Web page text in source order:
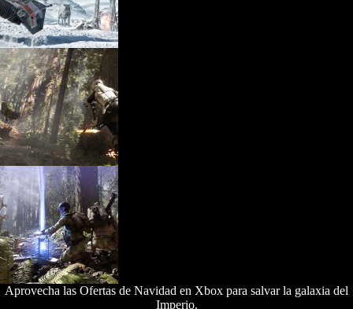
Aprovecha las Ofertas de Navidad en Xbox para salvar la galaxia del
Imperio.